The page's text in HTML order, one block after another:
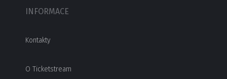
INFORMACE
Kontakty
O Ticketstream